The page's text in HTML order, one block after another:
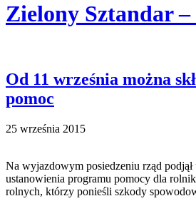
Zielony Sztandar
Od 11 września można
pomoc
25 września 2015
Na wyjazdowym posiedzeniu rząd podjął
ustanowienia programu pomocy dla
rolnych, którzy ponieśli szkody